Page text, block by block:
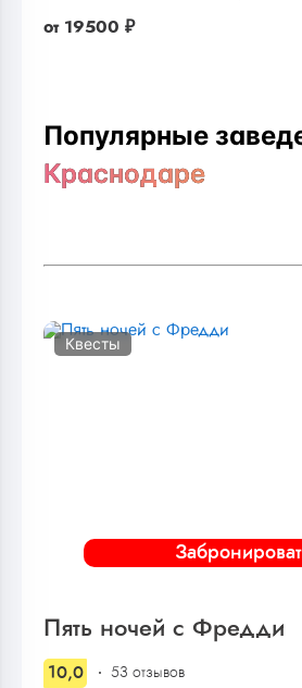
от 19500 ₽
Популярные
Краснодаре
Квесты
Пять ночей с Фредди
10,0 53 отзывов